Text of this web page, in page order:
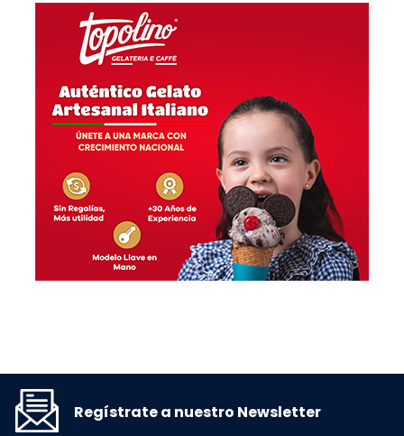
Regístrate a nuestro Newsletter